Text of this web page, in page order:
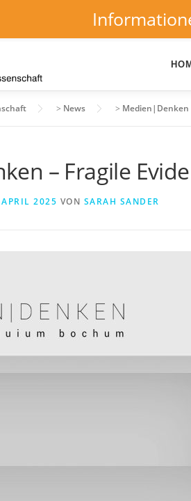
> News > Medien|Denken
– Fragile
2025 VON SARAH SANDER